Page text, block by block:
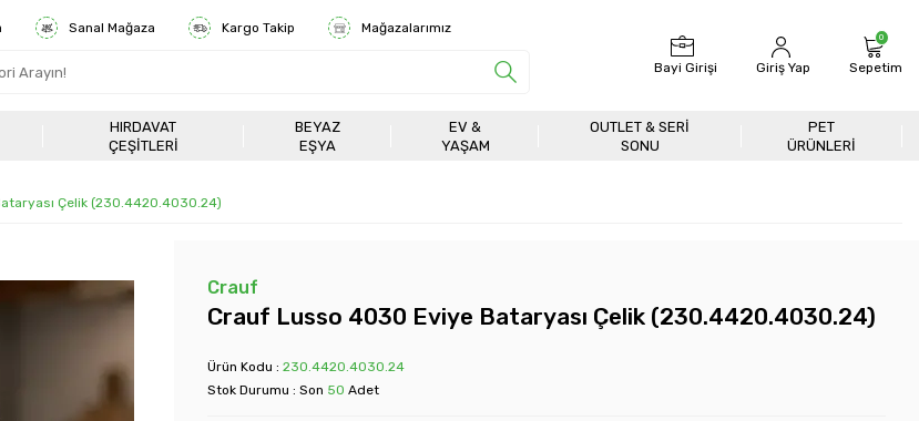
Sanal Mağaza Kargo Takip Mağazalarımız
Bayi Girişi Giriş Yap
0
Sepetim
HIRDAVAT
ÇEŞITLERI
BEYAZ
EŞYA
EV &
YAŞAM
OUTLET & SERI
SONU
PET
ÜRÜNLERİ
Çelik (230.4420.4030.24)
Crauf
Crauf Lusso 4030 Eviye Bataryası Çelik (230.4420.4030.24)
Ürün Kodu : 230.4420.4030.24
Stok Durumu : Son 50 Adet